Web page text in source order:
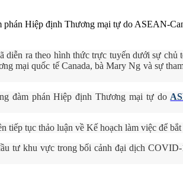
Hiệp định Thương mại tự do ASEAN-
ra theo hình thức trực tuyến dưới sự chủ
mại quốc tế Canada, bà Mary Ng và sự
đàm phán Hiệp định Thương mại tự do
tiếp tục thảo luận về Kế hoạch làm việc để
tư khu vực trong bối cảnh đại dịch